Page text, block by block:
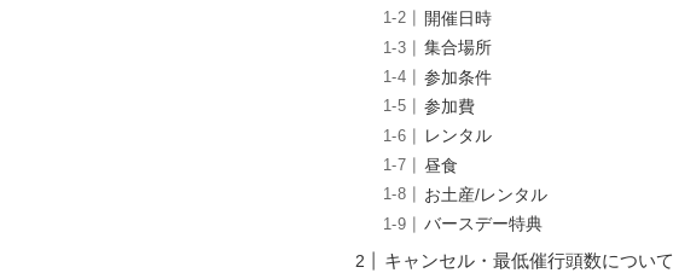
開催日時
集合場所
参加条件
参加費
レンタル
昼食
お土産/レンタル
バースデー特典
キャンセル・最低催行頭数について